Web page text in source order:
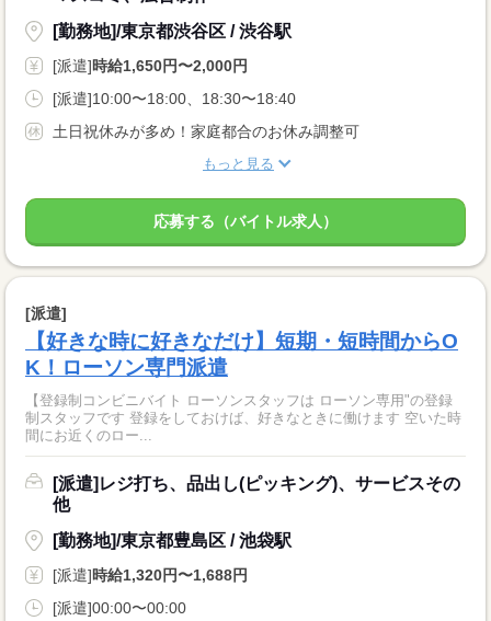
[勤務地]/東京都渋谷区 / 渋谷駅
[派遣]時給1,650円〜2,000円
[派遣]10:00〜18:00、18:30〜18:40
土日祝休みが多め！家庭都合のお休み調整可
もっと見る
応募する（バイトル求人）
[派遣]
【好きな時に好きなだけ】短期・短時間からO
K！ローソン専門派遣
【登録制コンビニバイト ローソンスタッフは ローソン専用"の登録
制スタッフです 登録をしておけば、好きなときに働けます 空いた時
間にお近くのロー...
[派遣]レジ打ち、品出し(ピッキング)、サービスその
他
[勤務地]/東京都豊島区 / 池袋駅
[派遣]時給1,320円〜1,688円
[派遣]00:00〜00:00